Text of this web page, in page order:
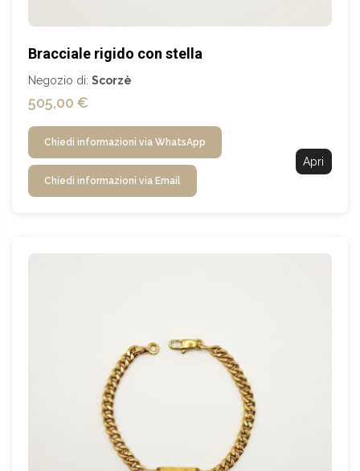
Bracciale rigido con stella
Negozio di: Scorzè
505,00 €
Chiedi informazioni via WhatsApp
Chiedi informazioni via Email
Apri